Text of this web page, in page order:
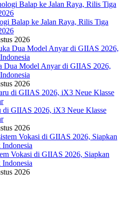
Balap ke Jalan Raya, Rilis Tiga
2026
Dua Model Anyar di GIIAS 2026,
2026
GIIAS 2026, iX3 Neue Klasse
2026
Vokasi di GIIAS 2026, Siapkan
2026